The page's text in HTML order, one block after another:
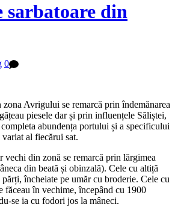
sarbatoare din
0
Avrigului se remarcă prin îndemănarea
piesele dar și prin influențele Săliștei,
abundența portului și a specificului
variat al fiecărui sat.
din zonă se remarcă prin lărgimea
din beată și obinzală). Cele cu altiță
încheiate pe umăr cu broderie. Cele cu
făceau în vechime, începând cu 1900
se ia cu fodori jos la mâneci.